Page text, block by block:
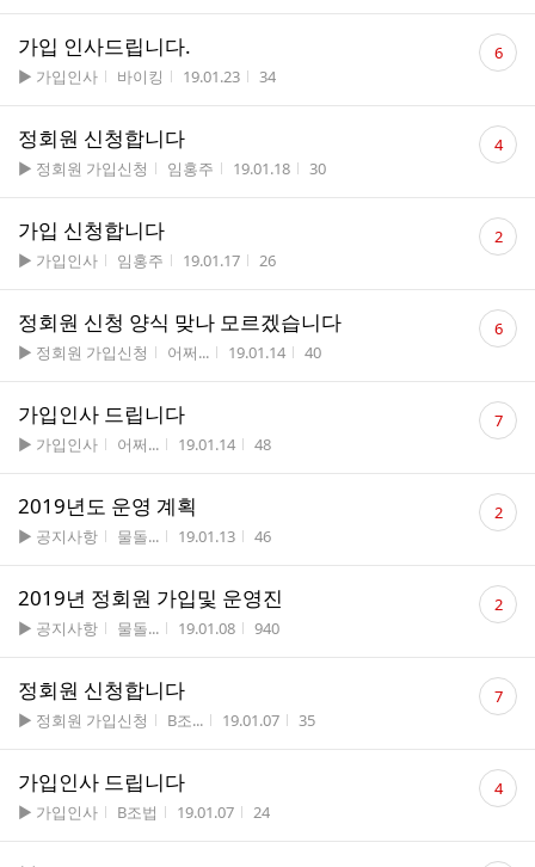
가입 인사드립니다.
게시판명
▶ 가입인사 작성자
바이킹 작성시간
19.01.23 조회수
34
댓
글 6
정회원 신청합니다
게시판명
▶ 정회원 가입신청 작성자
임홍주 작성시간
19.01.18 조회수
30
댓
글 4
가입 신청합니다
게시판명
▶ 가입인사 작성자
임홍주 작성시간
19.01.17 조회수
26
댓
글 2
정회원 신청 양식 맞나 모르겠습니다
게시판명
▶ 정회원 가입신청 작성자
어쩌... 작성시간
19.01.14 조회수
40
댓
글 6
가입인사 드립니다
게시판명
▶ 가입인사 작성자
어쩌... 작성시간
19.01.14 조회수
48
댓
글 7
2019년도 운영 계획
게시판명
▶ 공지사항 작성자
물돌... 작성시간
19.01.13 조회수
46
댓
글 2
2019년 정회원 가입및 운영진
게시판명
▶ 공지사항 작성자
물돌... 작성시간
19.01.08 조회수
940
댓
글 2
정회원 신청합니다
게시판명
▶ 정회원 가입신청 작성자
B조... 작성시간
19.01.07 조회수
35
댓
글 7
가입인사 드립니다
게시판명
▶ 가입인사 작성자
B조법 작성시간
19.01.07 조회수
24
댓
글 4